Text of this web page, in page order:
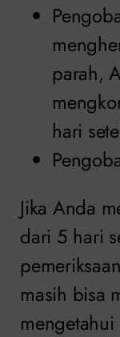
parah,
hari
Jika Anda
dari 5 hari
masih bisa